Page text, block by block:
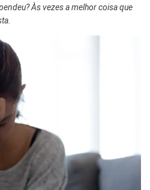
Às vezes a melhor coisa que